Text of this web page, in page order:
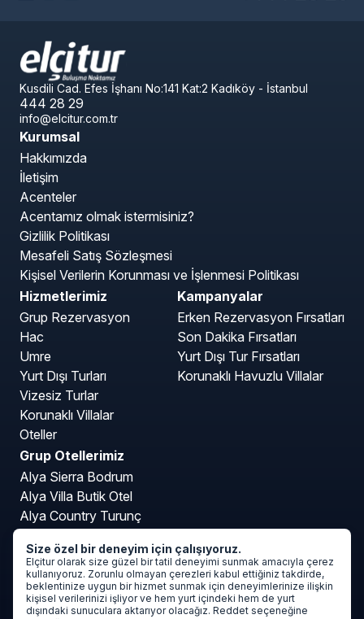
Kusdili Cad. Efes İşhanı No:141 Kat:2 Kadıköy - İstanbul
444 28 29
info@elcitur.com.tr
Kurumsal
Hakkımızda
İletişim
Acenteler
Acentamız olmak istermisiniz?
Gizlilik Politikası
Mesafeli Satış Sözleşmesi
Kişisel Verilerin Korunması ve İşlenmesi Politikası
Hizmetlerimiz
Grup Rezervasyon
Hac
Umre
Yurt Dışı Turları
Vizesiz Turlar
Korunaklı Villalar
Oteller
Kampanyalar
Erken Rezervasyon Fırsatları
Son Dakika Fırsatları
Yurt Dışı Tur Fırsatları
Korunaklı Havuzlu Villalar
Grup Otellerimiz
Alya Sierra Bodrum
Alya Villa Butik Otel
Alya Country Turunç
Mavi Deniz Otel Turunç
Size özel bir deneyim için çalışıyoruz.
Elçitur olarak size güzel bir tatil deneyimi sunmak amacıyla çerez
kullanıyoruz. Zorunlu olmayan çerezleri kabul ettiğiniz takdirde,
beklentinize uygun bir hizmet sunmak için deneyimlerinize ilişkin
kişisel verilerinizi işliyor ve hem yurt içindeki hem de yurt
dışındaki sunuculara aktarıyor olacağız. Reddet seçeneğine